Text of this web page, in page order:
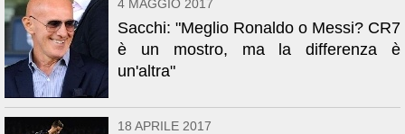
4 MAGGIO 2017
Sacchi: "Meglio Ronaldo o Messi? CR7
è un mostro, ma la differenza è
un'altra"
18 APRILE 2017